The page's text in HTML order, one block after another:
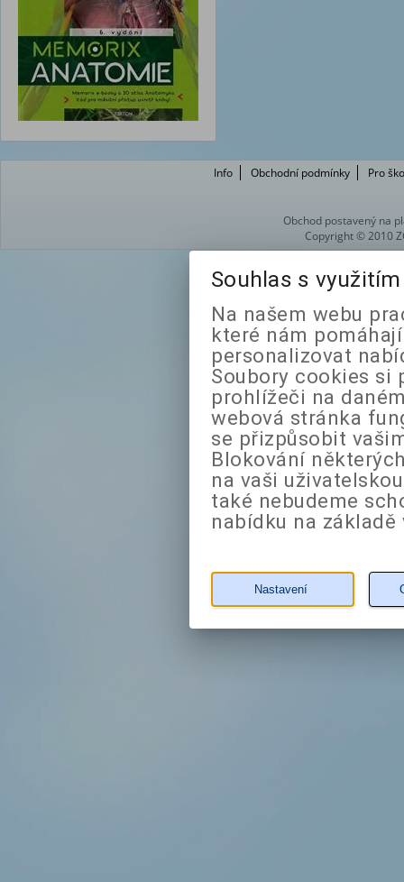
Info Obchodní podmínky Pro
Obchod postavený na
Copyright © 2010
Souhlas s
Na našem webu
které nám
personalizovat
Soubory cookies si
prohlížeči na
webová stránka
se přizpůsobit
Blokování
na vaši
také nebudeme
nabídku na
Nastavení